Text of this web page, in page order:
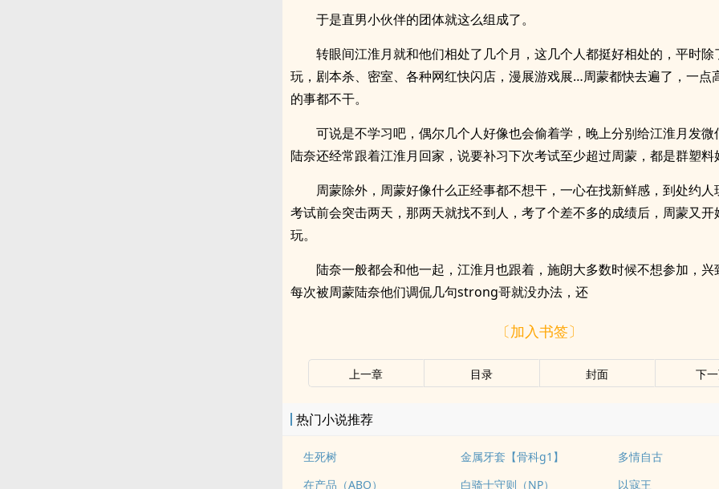
于是直男小伙伴的团体就这么组成了。
转眼间江淮月就和他们相处了几个月，这几个人都挺好相处的，平时除
玩，剧本杀、密室、各种网红快闪店，漫展游戏展…周蒙都快去遍了，一点
的事都不干。
可说是不学习吧，偶尔几个人好像也会偷着学，晚上分别给江淮月发微
陆奈还经常跟着江淮月回家，说要补习下次考试至少超过周蒙，都是群塑料
周蒙除外，周蒙好像什么正经事都不想干，一心在找新鲜感，到处约人
考试前会突击两天，那两天就找不到人，考了个差不多的成绩后，周蒙又开
玩。
陆奈一般都会和他一起，江淮月也跟着，施朗大多数时候不想参加，兴
每次被周蒙陆奈他们调侃几句strong哥就没办法，还
〔加入书签〕
上一章 目录 封面 下
热门小说推荐
生死树 金属牙套【骨科g1】
多情自古
在产品（ABO）
白骑士守则（NP） 以寇王